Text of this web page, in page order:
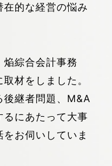
的な経営の悩み
綜合会計事務
材をしました。
後継者問題、M&A
るにあたって大事
お伺いしていま